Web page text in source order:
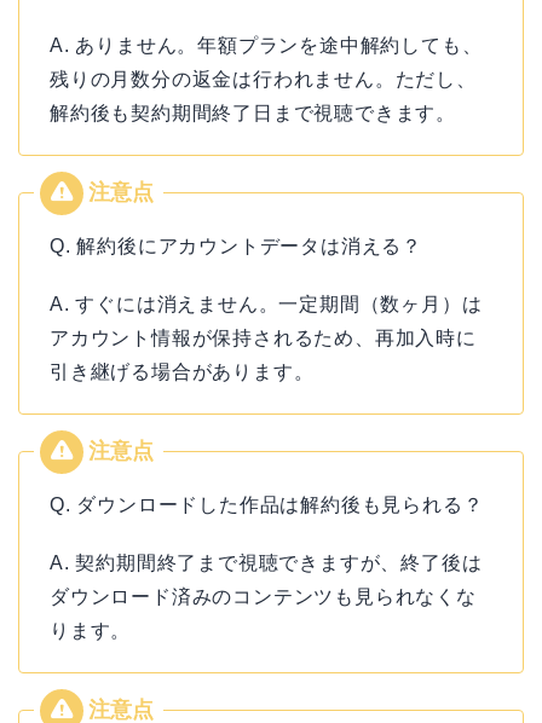
A. ありません。年額プランを途中解約しても、
残りの月数分の返金は行われません。ただし、
解約後も契約期間終了日まで視聴できます。
Q. 解約後にアカウントデータは消える？
A. すぐには消えません。一定期間（数ヶ月）は
アカウント情報が保持されるため、再加入時に
引き継げる場合があります。
Q. ダウンロードした作品は解約後も見られる？
A. 契約期間終了まで視聴できますが、終了後は
ダウンロード済みのコンテンツも見られなくな
ります。